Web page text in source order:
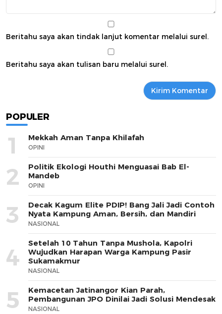
Beritahu saya akan tindak lanjut komentar melalui surel.
Beritahu saya akan tulisan baru melalui surel.
POPULER
1 Mekkah Aman Tanpa Khilafah
OPINI
2
Politik Ekologi Houthi Menguasai Bab El-
Mandeb
OPINI
3
Decak Kagum Elite PDIP! Bang Jali Jadi Contoh
Nyata Kampung Aman, Bersih, dan Mandiri
NASIONAL
4
Setelah 10 Tahun Tanpa Mushola, Kapolri
Wujudkan Harapan Warga Kampung Pasir
Sukamakmur
NASIONAL
5
Kemacetan Jatinangor Kian Parah,
Pembangunan JPO Dinilai Jadi Solusi Mendesak
NASIONAL